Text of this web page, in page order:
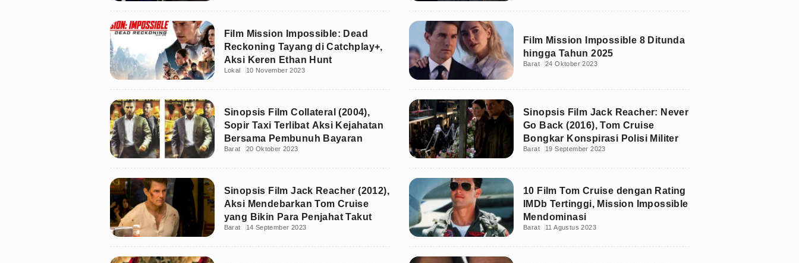
Film Mission Impossible: Dead
Reckoning Tayang di Catchplay+,
Aksi Keren Ethan Hunt
Lokal 10 November 2023
Film Mission Impossible 8 Ditunda
hingga Tahun 2025
Barat 24 Oktober 2023
Sinopsis Film Collateral (2004),
Sopir Taxi Terlibat Aksi Kejahatan
Bersama Pembunuh Bayaran
Barat 20 Oktober 2023
Sinopsis Film Jack Reacher: Never
Go Back (2016), Tom Cruise
Bongkar Konspirasi Polisi Militer
Barat 19 September 2023
Sinopsis Film Jack Reacher (2012),
Aksi Mendebarkan Tom Cruise
yang Bikin Para Penjahat Takut
Barat 14 September 2023
10 Film Tom Cruise dengan Rating
IMDb Tertinggi, Mission Impossible
Mendominasi
Barat 11 Agustus 2023